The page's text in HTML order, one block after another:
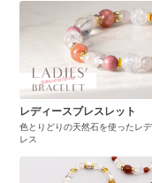
レディースブレスレット
色とりどりの天然石を使ったレ
レス